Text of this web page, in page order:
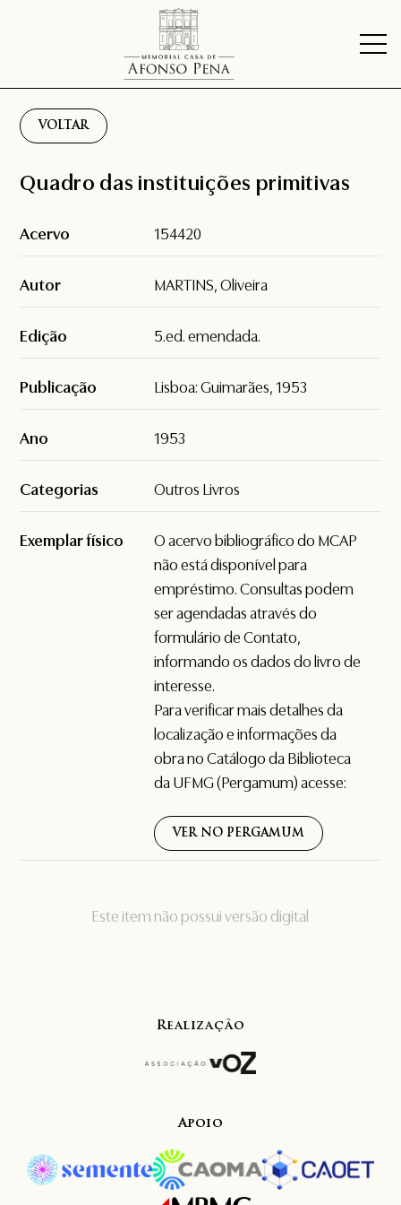
VOLTAR
Este item não possui versão digital
Quadro das instituições primitivas
Acervo 154420
Autor MARTINS, Oliveira
Edição 5.ed. emendada.
Publicação Lisboa: Guimarães, 1953
Ano 1953
Categorias Outros Livros
Exemplar físico
O acervo bibliográfico do MCAP
não está disponível para
empréstimo. Consultas podem
ser agendadas através do
formulário deContato,
informando os dados do livro de
interesse.
Para verificar mais detalhes da
localização e informações da
obra no Catálogo da Biblioteca
da UFMG (Pergamum) acesse:
VER NO PERGAMUM
Realização
Apoio